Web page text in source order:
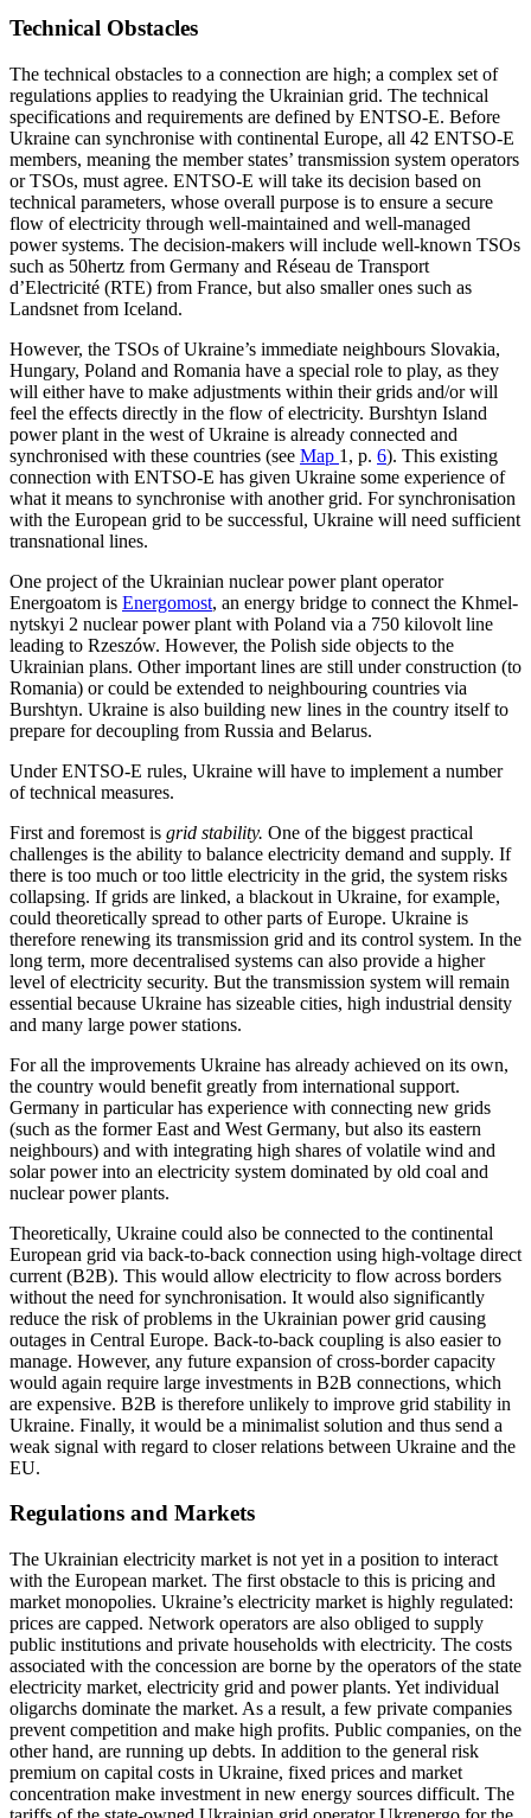
Technical Obstacles
The technical obstacles to a connection are high; a complex set of
regulations applies to readying the Ukrainian grid. The technical
specifications and requirements are defined by ENTSO-E. Before
Ukraine can synchronise with continental Europe, all 42 ENTSO-E
members, meaning the member states’ trans­mission system operators
or TSOs, must agree. ENTSO-E will take its decision based on
technical parameters, whose over­all purpose is to ensure a secure
flow of elec­tricity through well-maintained and well-managed
power systems. The decision-makers will include well-known TSOs
such as 50hertz from Germany and Réseau de Trans­port
d’Electricité (RTE) from France, but also smaller ones such as
Landsnet from Iceland.
However, the TSOs of Ukraine’s immedi­ate neighbours Slovakia,
Hungary, Poland and Romania have a special role to play, as they
will either have to make adjustments within their grids and/or will
feel the effects directly in the flow of electricity. Burshtyn Island
power plant in the west of Ukraine is already connected and
synchronised with these countries (see Map 1, p. 6). This exist­ing
connection with ENTSO-E has given Ukraine some experience of
what it means to synchronise with another grid. For syn­chronisation
with the European grid to be successful, Ukraine will need sufficient
transnational lines.
One project of the Ukrainian nuclear power plant operator
Energoatom is Energo­most, an energy bridge to connect the Khmel­
nytskyi 2 nuclear power plant with Poland via a 750 kilovolt line
leading to Rzeszów. However, the Polish side objects to the
Ukrainian plans. Other important lines are still under construction (to
Roma­nia) or could be extended to neighbouring countries via
Burshtyn. Ukraine is also build­ing new lines in the country itself to
pre­pare for decoupling from Russia and Belarus.
Under ENTSO-E rules, Ukraine will have to implement a number
of technical measures.
First and foremost is grid stability. One of the biggest practical
challenges is the ability to balance electricity demand and supply. If
there is too much or too little electricity in the grid, the system risks
collapsing. If grids are linked, a blackout in Ukraine, for exam­ple,
could theoretically spread to other parts of Europe. Ukraine is
therefore renew­ing its transmission grid and its control sys­tem. In the
long term, more decentralised systems can also provide a higher
level of electricity security. But the transmission system will remain
essential because Ukraine has sizeable cities, high industrial density
and many large power stations.
For all the improvements Ukraine has already achieved on its own,
the country would benefit greatly from international sup­port.
Germany in particular has experi­ence with connecting new grids
(such as the former East and West Germany, but also its eastern
neighbours) and with integrating high shares of volatile wind and
solar power into an electricity system dominated by old coal and
nuclear power plants.
Theoretically, Ukraine could also be con­nected to the continental
European grid via back-to-back connection using high-voltage direct
current (B2B). This would allow elec­tricity to flow across borders
without the need for synchronisation. It would also sig­nificantly
reduce the risk of problems in the Ukrainian power grid causing
outages in Central Europe. Back-to-back coupling is also easier to
manage. However, any future expansion of cross-border capacity
would again require large investments in B2B con­nections, which
are expensive. B2B is there­fore unlikely to improve grid stability in
Ukraine. Finally, it would be a minimalist solution and thus send a
weak signal with regard to closer relations between Ukraine and the
EU.
Regulations and Markets
The Ukrainian electricity market is not yet in a position to interact
with the European market. The first obstacle to this is pricing and
market monopolies. Ukraine’s elec­tricity market is highly regulated:
prices are capped. Network operators are also obliged to supply
public institutions and private households with electricity. The costs
asso­ciated with the concession are borne by the operators of the state
electricity market, electricity grid and power plants. Yet indi­vidual
oligarchs dominate the market. As a result, a few private companies
prevent competition and make high profits. Public companies, on the
other hand, are running up debts. In addition to the general risk
premium on capital costs in Ukraine, fixed prices and market
concentration make investment in new energy sources difficult. The